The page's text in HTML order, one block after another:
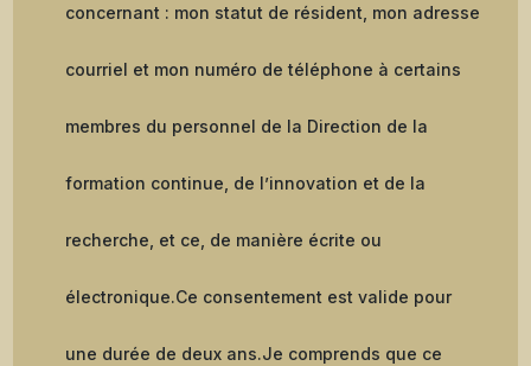
concernant : mon statut de résident, mon adresse
courriel et mon numéro de téléphone à certains
membres du personnel de la Direction de la
formation continue, de l’innovation et de la
recherche, et ce, de manière écrite ou
électronique.Ce consentement est valide pour
une durée de deux ans.Je comprends que ce